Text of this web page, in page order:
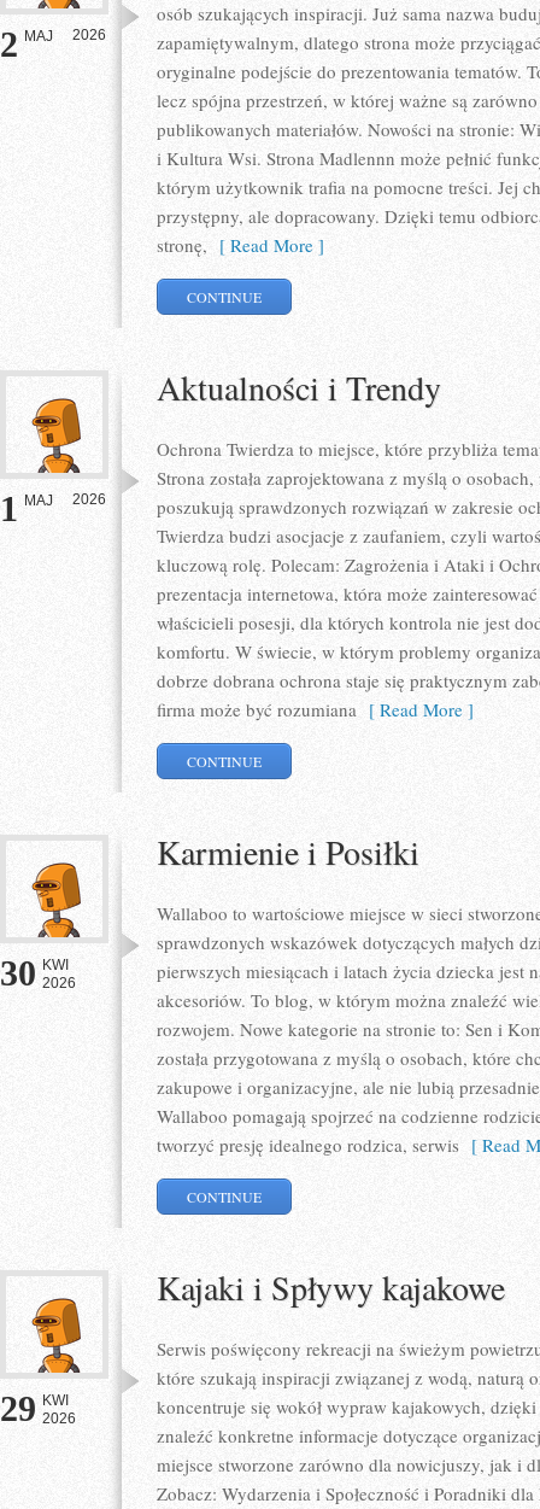
2 MAJ 2026
osób szukających inspiracji. Już sama nazwa
zapamiętywalnym, dlatego strona może
oryginalne podejście do prezentowania tematów.
lecz spójna przestrzeń, w której ważne są
publikowanych materiałów. Nowości na stronie:
i Kultura Wsi. Strona Madlennn może pełnić
którym użytkownik trafia na pomocne treści. Jej
przystępny, ale dopracowany. Dzięki temu
stronę, [ Read More ]
CONTINUE
1 MAJ 2026
Aktualności i Trendy
Ochrona Twierdza to miejsce, które przybliża
Strona została zaprojektowana z myślą o
poszukują sprawdzonych rozwiązań w zakresie
Twierdza budzi asocjacje z zaufaniem, czyli
kluczową rolę. Polecam: Zagrożenia i Ataki i
prezentacja internetowa, która może
właścicieli posesji, dla których kontrola nie jest
komfortu. W świecie, w którym problemy
dobrze dobrana ochrona staje się praktycznym
firma może być rozumiana [ Read More ]
CONTINUE
30 KWI
2026
Karmienie i Posiłki
Wallaboo to wartościowe miejsce w sieci
sprawdzonych wskazówek dotyczących małych
pierwszych miesiącach i latach życia dziecka jest
akcesoriów. To blog, w którym można znaleźć
rozwojem. Nowe kategorie na stronie to: Sen i
została przygotowana z myślą o osobach, które
zakupowe i organizacyjne, ale nie lubią
Wallaboo pomagają spojrzeć na codzienne
tworzyć presję idealnego rodzica, serwis [ Read
CONTINUE
29 KWI
2026
Kajaki i Spływy kajakowe
Serwis poświęcony rekreacji na świeżym
które szukają inspiracji związanej z wodą, naturą
koncentruje się wokół wypraw kajakowych,
znaleźć konkretne informacje dotyczące
miejsce stworzone zarówno dla nowicjuszy, jak i
Zobacz: Wydarzenia i Społeczność i Poradniki